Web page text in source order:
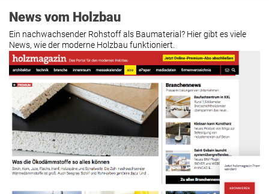
News vom Holzbau
Ein nachwachsender Rohstoff als Baumaterial? Hier gibt es viele
News, wie der moderne Holzbau funktioniert.